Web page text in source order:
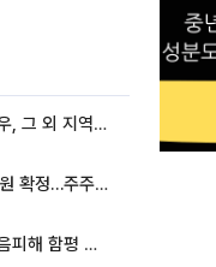
동해안은 시간당 80㎜ 폭우, 그 외 지역은 폭염…‘극과 극 날씨’
SK하이닉스, 분기배당 375원 확정…주주환원책 9월로 앞당겨 발표
이남오 함평군수, 군공항 소음피해 함평 보상 요구